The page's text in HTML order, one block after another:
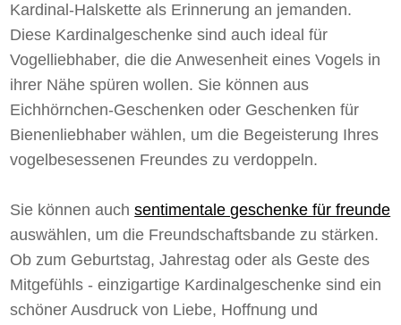
Kardinal-Halskette als Erinnerung an jemanden.
Diese Kardinalgeschenke sind auch ideal für
Vogelliebhaber, die die Anwesenheit eines Vogels in
ihrer Nähe spüren wollen. Sie können aus
Eichhörnchen-Geschenken oder Geschenken für
Bienenliebhaber wählen, um die Begeisterung Ihres
vogelbesessenen Freundes zu verdoppeln.
Sie können auchsentimentale geschenke für freunde
auswählen, um die Freundschaftsbande zu stärken.
Ob zum Geburtstag, Jahrestag oder als Geste des
Mitgefühls - einzigartige Kardinalgeschenke sind ein
schöner Ausdruck von Liebe, Hoffnung und